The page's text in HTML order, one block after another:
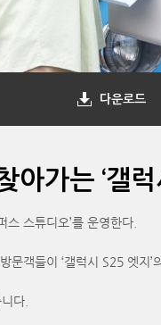
다운로드
아가는 ‘갤
스튜디오’를 운영한다.
객들이 ‘갤럭시 S25 엣지’
다.